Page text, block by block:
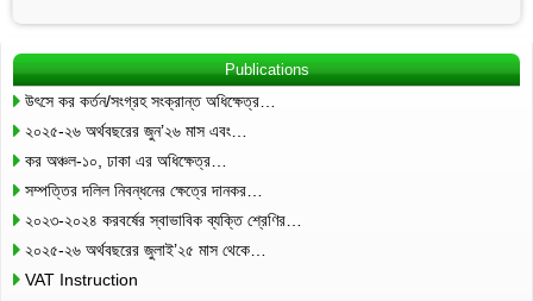
Publications
উৎসে কর কর্তন/সংগ্রহ সংক্রান্ত অধিক্ষেত্র…
২০২৫-২৬ অর্থবছরের জুন’২৬ মাস এবং…
কর অঞ্চল-১০, ঢাকা এর অধিক্ষেত্র…
সম্পত্তির দলিল নিবন্ধনের ক্ষেত্রে দানকর…
২০২৩-২০২৪ করবর্ষের স্বাভাবিক ব্যক্তি শ্রেণির…
২০২৫-২৬ অর্থবছরের জুলাই’২৫ মাস থেকে…
VAT Instruction